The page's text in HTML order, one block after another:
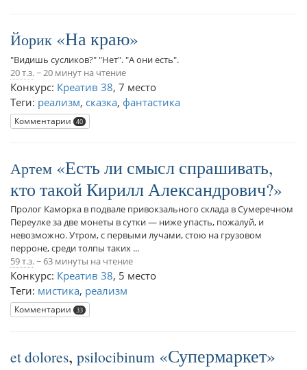
Йорик На краю
"Видишь сусликов?" "Нет". "А они есть".
20 т.з.~ 20 минут на чтение
Конкурс: Креатив 38, 7 место
Теги: реализм, сказка, фантастика
Комментарии 40
Артем
Есть ли смысл спрашивать,
кто такой Кирилл Александрович?
Пролог Каморка в подвале привокзального склада в Сумеречном
Переулке за две монеты в сутки — ниже упасть, пожалуй, и
невозможно. Утром, с первыми лучами, стою на грузовом
перроне, среди толпы таких ...
59 т.з.~ 63 минуты на чтение
Конкурс: Креатив 38, 5 место
Теги: мистика, реализм
Комментарии 33
et dolores, psilocibinum Супермаркет